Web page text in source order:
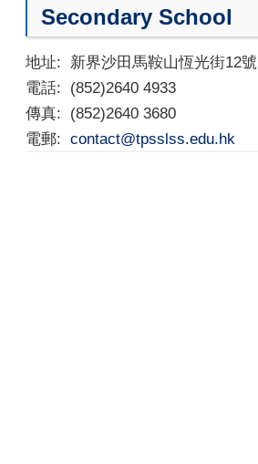
Secondary School
地址:
新界沙田馬鞍山恆光街12號
電話:
(852)2640 4933
傳真:
(852)2640 3680
電郵: contact@tpsslss.edu.hk